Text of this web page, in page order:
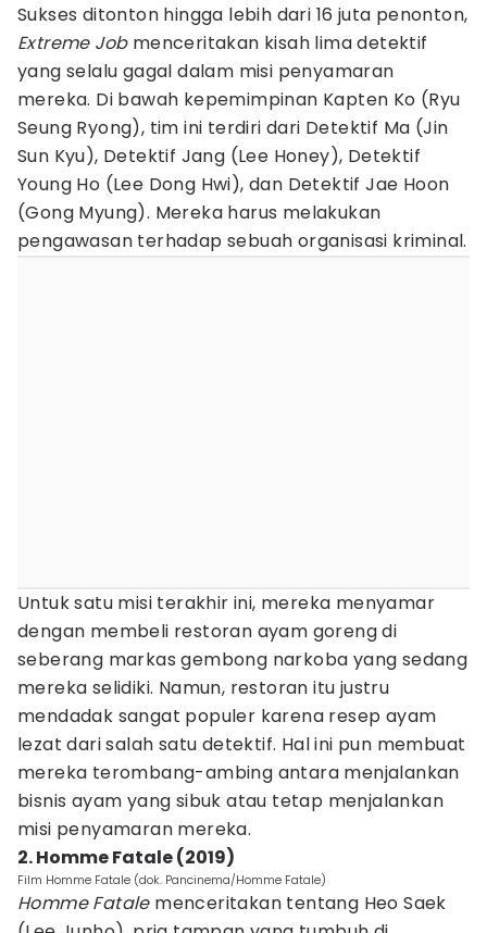
Sukses ditonton hingga lebih dari 16 juta penonton,
Extreme Jobmenceritakan kisah lima detektif
yang selalu gagal dalam misi penyamaran
mereka. Di bawah kepemimpinan Kapten Ko (Ryu
Seung Ryong), tim ini terdiri dari Detektif Ma (Jin
Sun Kyu), Detektif Jang (Lee Honey), Detektif
Young Ho (Lee Dong Hwi), dan Detektif Jae Hoon
(Gong Myung). Mereka harus melakukan
pengawasan terhadap sebuah organisasi kriminal.
Untuk satu misi terakhir ini, mereka menyamar
dengan membeli restoran ayam goreng di
seberang markas gembong narkoba yang sedang
mereka selidiki. Namun, restoran itu justru
mendadak sangat populer karena resep ayam
lezat dari salah satu detektif. Hal ini pun membuat
mereka terombang-ambing antara menjalankan
bisnis ayam yang sibuk atau tetap menjalankan
misi penyamaran mereka.
2. Homme Fatale (2019)
Film Homme Fatale (dok. Pancinema/Homme Fatale)
Homme Fatalemenceritakan tentang Heo Saek